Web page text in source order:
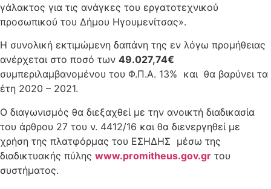
γάλακτος για τις ανάγκες του εργατοτεχνικού
προσωπικού του Δήμου Ηγουμενίτσας».
Η συνολική εκτιμώμενη δαπάνη της εν λόγω προμήθειας
ανέρχεται στο ποσό των 49.027,74€
συμπεριλαμβανομένου του Φ.Π.Α. 13% και θα βαρύνει τα
έτη 2020 – 2021.
Ο διαγωνισμός θα διεξαχθεί με την ανοικτή διαδικασία
του άρθρου 27 του ν. 4412/16 και θα διενεργηθεί με
χρήση της πλατφόρμας του ΕΣΗΔΗΣ μέσω της
διαδικτυακής πύλης www.promitheus.gov.gr του
συστήματος.